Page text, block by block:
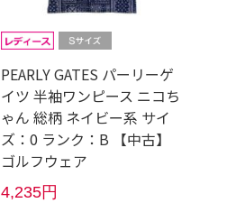
PEARLY GATES パーリーゲ
イツ 半袖ワンピース ニコち
ゃん 総柄 ネイビー系 サイ
ズ：0 ランク：B 【中古】
ゴルフウェア
4,235円